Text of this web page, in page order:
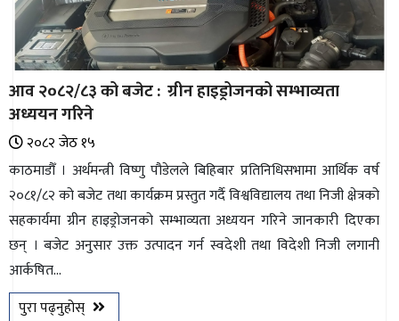
आव २०८२/८३ को बजेट : ग्रीन हाइड्रोजनको सम्भाव्यता
अध्ययन गरिने
२०८२ जेठ १५
काठमाडौँ । अर्थमन्त्री विष्णु पौडेलले बिहिबार प्रतिनिधिसभामा आर्थिक वर्ष
२०८१/८२ को बजेट तथा कार्यक्रम प्रस्तुत गर्दै विश्वविद्यालय तथा निजी क्षेत्रको
सहकार्यमा ग्रीन हाइड्रोजनको सम्भाव्यता अध्ययन गरिने जानकारी दिएका
छन् । बजेट अनुसार उक्त उत्पादन गर्न स्वदेशी तथा विदेशी निजी लगानी
आर्कषित...
पुरा पढ्नुहोस्